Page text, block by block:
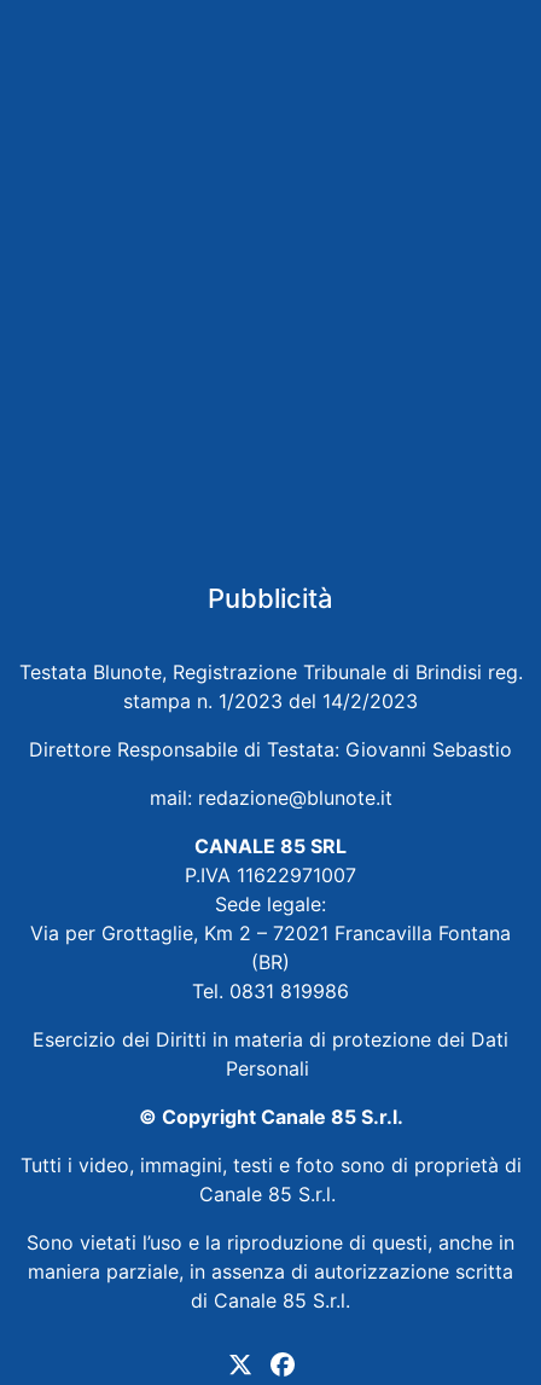
Pubblicità
Testata Blunote, Registrazione Tribunale di Brindisi reg.
stampa n. 1/2023 del 14/2/2023
Direttore Responsabile di Testata: Giovanni Sebastio
mail: redazione@blunote.it
CANALE 85 SRL
P.IVA 11622971007
Sede legale:
Via per Grottaglie, Km 2 – 72021 Francavilla Fontana
(BR)
Tel. 0831 819986
Esercizio dei Diritti in materia di protezione dei Dati
Personali
© Copyright Canale 85 S.r.l.
Tutti i video, immagini, testi e foto sono di proprietà di
Canale 85 S.r.l.
Sono vietati l’uso e la riproduzione di questi, anche in
maniera parziale, in assenza di autorizzazione scritta
di Canale 85 S.r.l.